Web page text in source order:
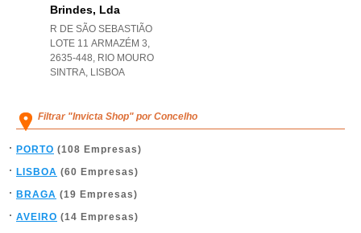
Brindes, Lda
R DE SÃO SEBASTIÃO
LOTE 11 ARMAZÉM 3,
2635-448, RIO MOURO
SINTRA, LISBOA
Filtrar "Invicta Shop" por Concelho
PORTO (108 Empresas)
LISBOA (60 Empresas)
BRAGA (19 Empresas)
AVEIRO (14 Empresas)